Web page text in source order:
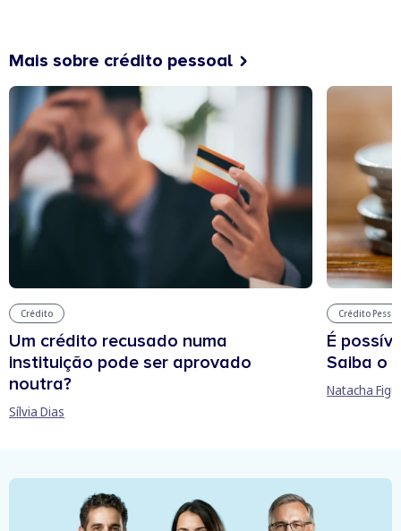
Mais sobre crédito pessoal
Crédito
Um crédito recusado numa
instituição pode ser aprovado
noutra?
Sílvia Dias
Crédito
É
Saiba o
Natacha